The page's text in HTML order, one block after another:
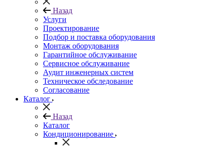
Назад
Услуги
Проектирование
Подбор и поставка оборудования
Монтаж оборудования
Гарантийное обслуживание
Сервисное обслуживание
Аудит инженерных систем
Техническое обследование
Согласование
Каталог
Назад
Каталог
Кондиционирование